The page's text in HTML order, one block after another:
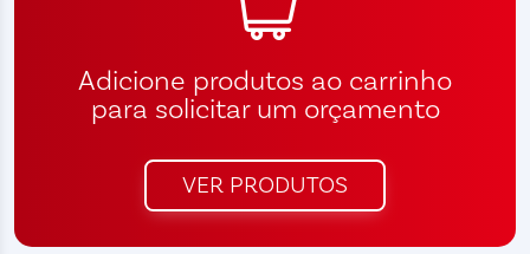
Adicione produtos ao carrinho
para solicitar um orçamento
VER PRODUTOS